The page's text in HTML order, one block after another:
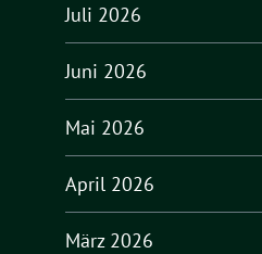
Juli 2026
Juni 2026
Mai 2026
April 2026
März 2026